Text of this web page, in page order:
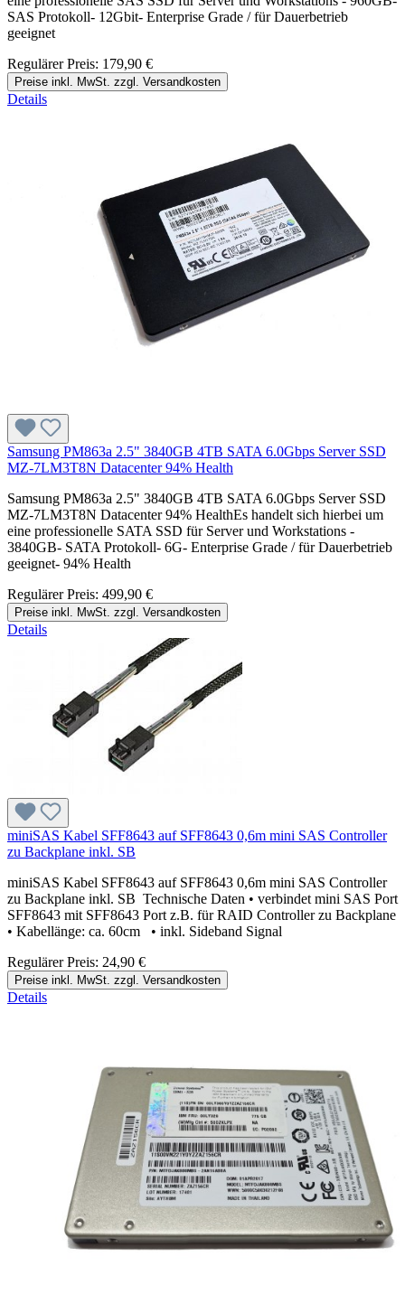
SAS Protokoll- 12Gbit- Enterprise Grade / für Dauerbetrieb
geeignet
Regulärer Preis: 179,90 €
Preise inkl. MwSt. zzgl. Versandkosten
Details
Samsung PM863a 2.5" 3840GB 4TB SATA 6.0Gbps Server SSD
MZ-7LM3T8N Datacenter 94% Health
Samsung PM863a 2.5" 3840GB 4TB SATA 6.0Gbps Server SSD
MZ-7LM3T8N Datacenter 94% HealthEs handelt sich hierbei um
eine professionelle SATA SSD für Server und Workstations -
3840GB- SATA Protokoll- 6G- Enterprise Grade / für Dauerbetrieb
geeignet- 94% Health
Regulärer Preis: 499,90 €
Preise inkl. MwSt. zzgl. Versandkosten
Details
miniSAS Kabel SFF8643 auf SFF8643 0,6m mini SAS Controller
zu Backplane inkl. SB
miniSAS Kabel SFF8643 auf SFF8643 0,6m mini SAS Controller
zu Backplane inkl. SB Technische Daten • verbindet mini SAS Port
SFF8643 mit SFF8643 Port z.B. für RAID Controller zu Backplane
• Kabellänge: ca. 60cm • inkl. Sideband Signal
Regulärer Preis: 24,90 €
Preise inkl. MwSt. zzgl. Versandkosten
Details